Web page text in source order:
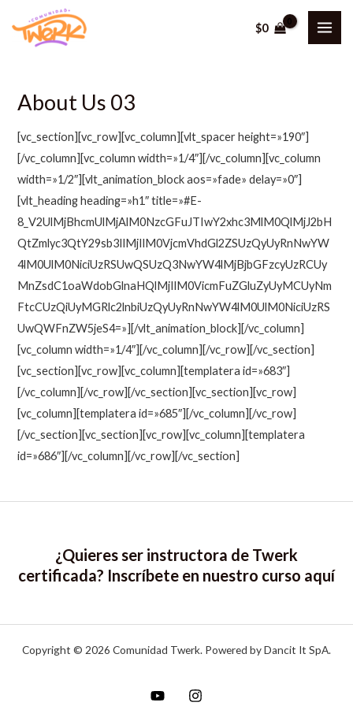
$0
About Us 03
[vc_section][vc_row][vc_column][vlt_spacer height=»190″]
[/vc_column][vc_column width=»1/4″][/vc_column][vc_column
width=»1/2″][vlt_animation_block aos=»fade» delay=»0″]
[vlt_heading heading=»h1″ title=»#E-
8_V2UlMjBhcmUlMjAlM0NzcGFuJTIwY2xhc3MlM0QlMjJ2bH
QtZmlyc3QtY29sb3IlMjIlM0VjcmVhdGl2ZSUzQyUyRnNwYW
4lM0UlM0NiciUzRSUwQSUzQ3NwYW4lMjBjbGFzcyUzRCUy
MnZsdC1oaWdobGlnaHQlMjIlM0VicmFuZGluZyUyMCUyNm
FtcCUzQiUyMGRlc2lnbiUzQyUyRnNwYW4lM0UlM0NiciUzRS
UwQWFnZW5jeS4=»][/vlt_animation_block][/vc_column]
[vc_column width=»1/4″][/vc_column][/vc_row][/vc_section]
[vc_section][vc_row][vc_column][templatera id=»683″]
[/vc_column][/vc_row][/vc_section][vc_section][vc_row]
[vc_column][templatera id=»685″][/vc_column][/vc_row]
[/vc_section][vc_section][vc_row][vc_column][templatera
id=»686″][/vc_column][/vc_row][/vc_section]
¿Quieres ser instructora de Twerk
certificada? Inscríbete en nuestro curso aquí
Copyright © 2026 Comunidad Twerk. Powered by Dancit It SpA.